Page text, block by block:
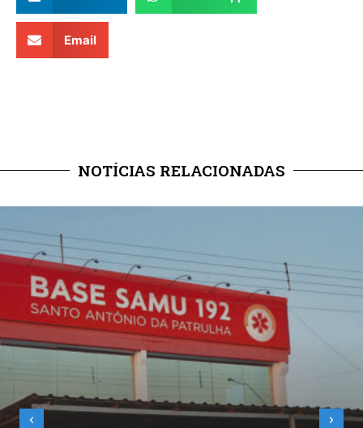
Email
NOTÍCIAS RELACIONADAS